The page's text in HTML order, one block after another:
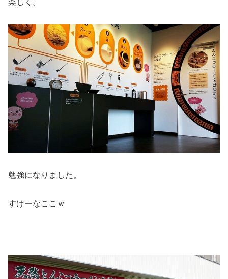
勉強になりました。
すげーなここｗ